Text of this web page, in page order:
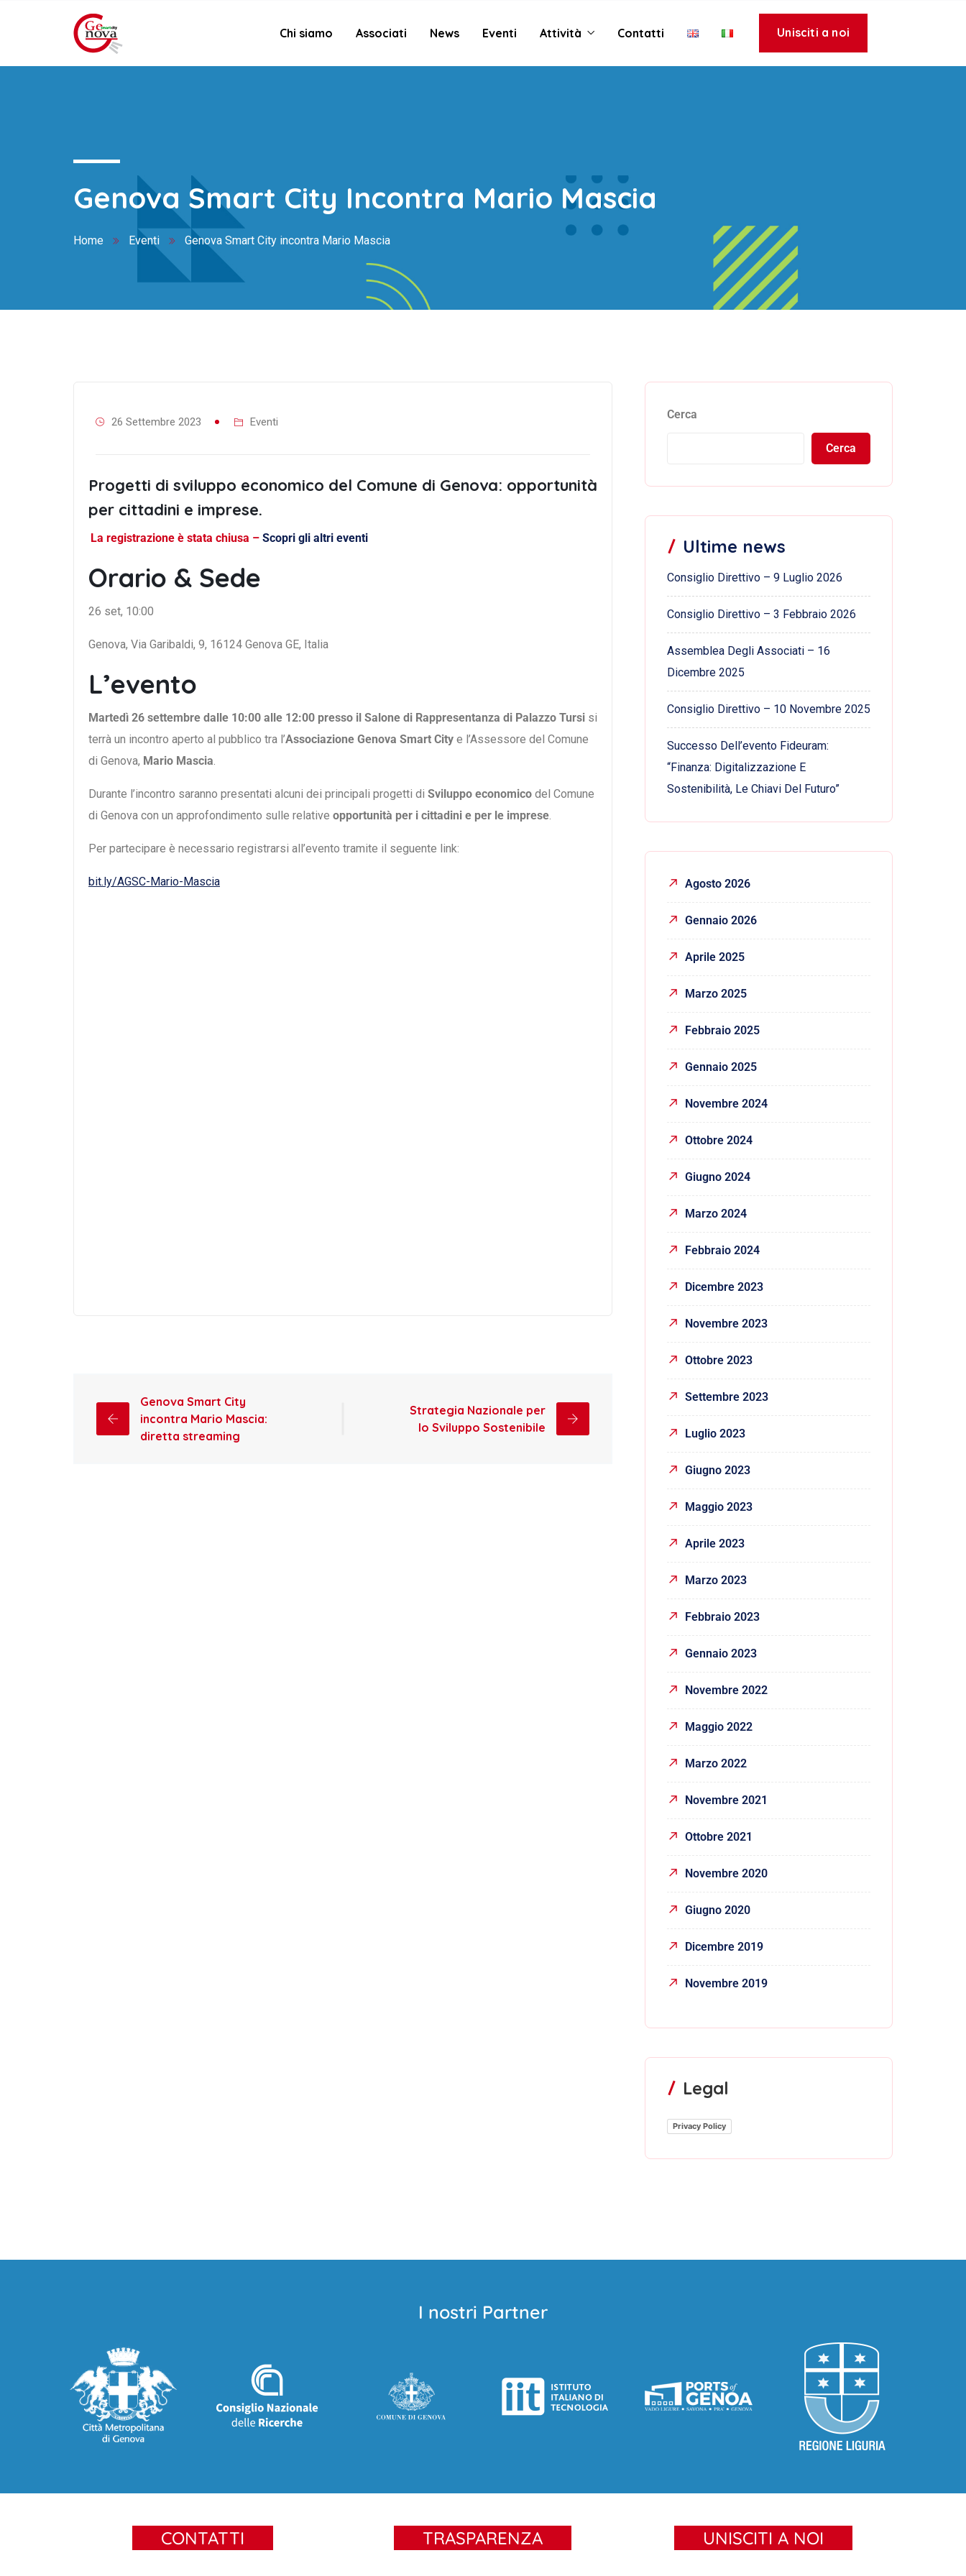
Chi siamo Associati News Eventi Attività Contatti Unisciti a noi
Genova Smart City Incontra Mario Mascia
Home Eventi Genova Smart City incontra Mario Mascia
26 Settembre 2023 Eventi
Progetti di sviluppo economico del Comune di Genova: opportunità
per cittadini e imprese.
La registrazione è stata chiusa –Scopri gli altri eventi
Orario & Sede
26 set, 10:00
Genova, Via Garibaldi, 9, 16124 Genova GE, Italia
L’evento
Martedì 26 settembre dalle 10:00 alle 12:00 presso il Salone di Rappresentanza di Palazzo Tursi si
terrà un incontro aperto al pubblico tra l’Associazione Genova Smart City e l’Assessore del Comune
di Genova, Mario Mascia.
Durante l’incontro saranno presentati alcuni dei principali progetti di Sviluppo economico del Comune
di Genova con un approfondimento sulle relative opportunità per i cittadini e per le imprese.
Per partecipare è necessario registrarsi all’evento tramite il seguente link:
bit.ly/AGSC-Mario-Mascia
Genova Smart City
incontra Mario Mascia:
diretta streaming
Strategia Nazionale per
lo Sviluppo Sostenibile
Cerca
Cerca
Ultime news
Consiglio Direttivo – 9 Luglio 2026
Consiglio Direttivo – 3 Febbraio 2026
Assemblea Degli Associati – 16
Dicembre 2025
Consiglio Direttivo – 10 Novembre 2025
Successo Dell’evento Fideuram:
“Finanza: Digitalizzazione E
Sostenibilità, Le Chiavi Del Futuro”
Agosto 2026
Gennaio 2026
Aprile 2025
Marzo 2025
Febbraio 2025
Gennaio 2025
Novembre 2024
Ottobre 2024
Giugno 2024
Marzo 2024
Febbraio 2024
Dicembre 2023
Novembre 2023
Ottobre 2023
Settembre 2023
Luglio 2023
Giugno 2023
Maggio 2023
Aprile 2023
Marzo 2023
Febbraio 2023
Gennaio 2023
Novembre 2022
Maggio 2022
Marzo 2022
Novembre 2021
Ottobre 2021
Novembre 2020
Giugno 2020
Dicembre 2019
Novembre 2019
Legal
Privacy Policy
I nostri Partner
CONTATTI TRASPARENZA UNISCITI A NOI